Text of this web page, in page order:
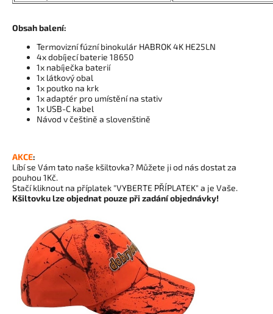
Obsah balení:
Termovizní fúzní binokulár HABROK 4K HE25LN
4x dobíjecí baterie 18650
1x nabíječka baterií
1x látkový obal
1x poutko na krk
1x adaptér pro umístění na stativ
1x USB-C kabel
Návod v češtině a slovenštině
AKCE:
Líbí se Vám tato naše kšiltovka? Můžete ji od nás dostat za
pouhou 1Kč.
Stačí kliknout na příplatek "VYBERTE PŘÍPLATEK" a je Vaše.
Kšiltovku lze objednat pouze při zadání objednávky!